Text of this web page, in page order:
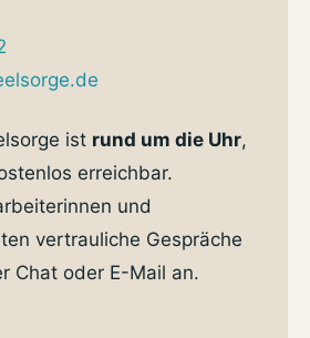
ist rund um die Uhr,
erreichbar.
und
vertrauliche Gespräche
Chat oder E-Mail an.